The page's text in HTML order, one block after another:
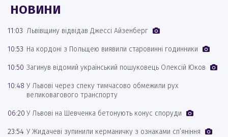
НОВИНИ
11:03 Львівщину відвідав Джессі Айзенберг
10:53 На кордоні з Польщею виявили старовинні годинники
10:50 Загинув відомий український пошуковець Олексій Юков
10:48 У Львові через спеку тимчасово обмежили рух
великовагового транспорту
06:20 У Львові на Шевченка бетонують конус споруди
23:54 У Жидачеві зупинили керманичку з ознаками сп’яніння